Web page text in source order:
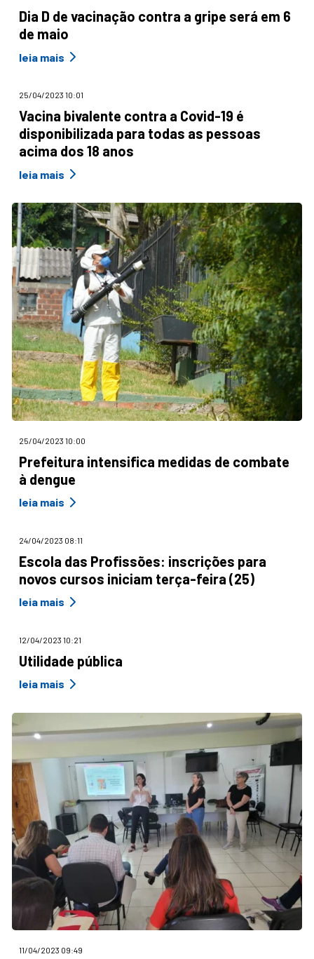
Dia D de vacinação contra a gripe será em 6
de maio
leia mais
25/04/2023 10:01
Vacina bivalente contra a Covid-19 é
disponibilizada para todas as pessoas
acima dos 18 anos
leia mais
25/04/2023 10:00
Prefeitura intensifica medidas de combate
à dengue
leia mais
24/04/2023 08:11
Escola das Profissões: inscrições para
novos cursos iniciam terça-feira (25)
leia mais
12/04/2023 10:21
Utilidade pública
leia mais
11/04/2023 09:49